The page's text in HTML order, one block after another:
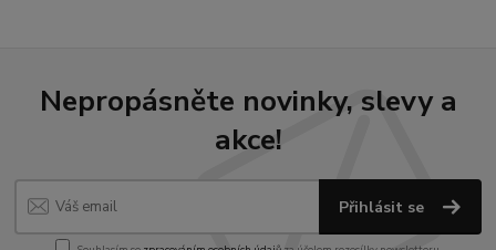
Nepropásněte novinky, slevy a
akce!
Přihlásit se